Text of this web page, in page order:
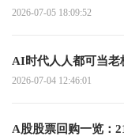
2026-07-05 18:09:52
AI时代人人都可当老
2026-07-04 12:46:01
A股股票回购一览：